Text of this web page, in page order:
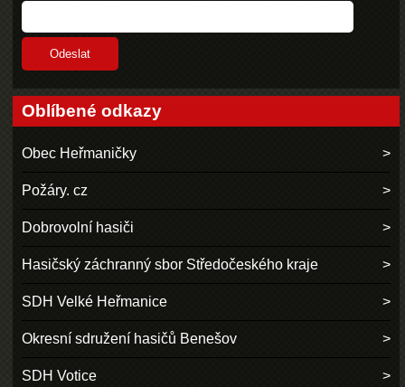
Oblíbené odkazy
Obec Heřmaničky
Požáry. cz
Dobrovolní hasiči
Hasičský záchranný sbor Středočeského kraje
SDH Velké Heřmanice
Okresní sdružení hasičů Benešov
SDH Votice